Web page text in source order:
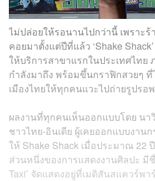
ไม่ปล่อยให้รอนานไปกว่านี้ เพราะ
คอยมาตั้งแต่ปีที่แล้ว ‘Shake
ให้บริการสาขาแรกในประเทศไทย
กำลังมาถึง พร้อมขึ้นกราฟิกสวยๆ
เมืองไทยให้ทุกคนแวะไปถ่ายรูปรอ
ผลงานที่ทุกคนเห็นออกแบบโดย น
ชาวไทย-อินเดีย ผู้เคยออกแบบงาน
ให้ Shake Shack เมื่อประมาณ 22
ส่วนหนึ่งของการแสดงงานศิลปะ มีชื่
Taxi’ จัดแสดงอยู่ที่เมดิสันสแควร์พ